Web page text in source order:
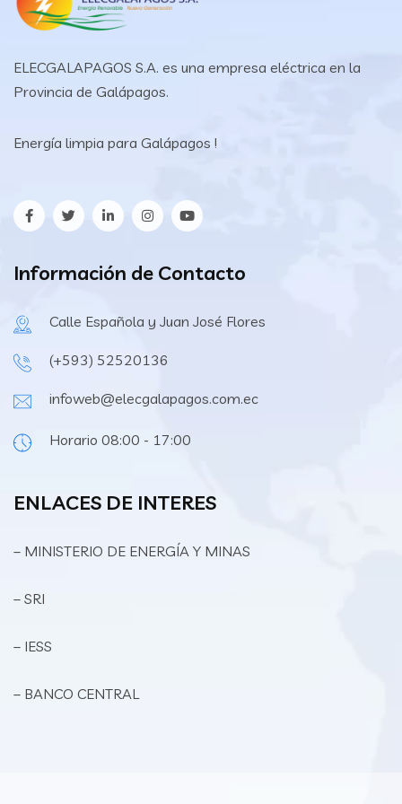
ELECGALAPAGOS S.A. es una empresa eléctrica en la
Provincia de Galápagos.
Energía limpia para Galápagos !
Información de Contacto
Calle Española y Juan José Flores
(+593) 52520136
infoweb@elecgalapagos.com.ec
Horario 08:00 - 17:00
ENLACES DE INTERES
– MINISTERIO DE ENERGÍA Y MINAS
– SRI
– IESS
– BANCO CENTRAL